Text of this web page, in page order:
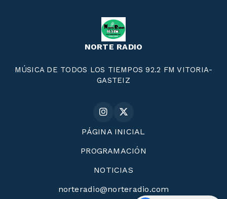
NORTE RADIO
MÚSICA DE TODOS LOS TIEMPOS 92.2 FM VITORIA-
GASTEIZ
PÁGINA INICIAL
PROGRAMACIÓN
NOTICIAS
norteradio@norteradio.com